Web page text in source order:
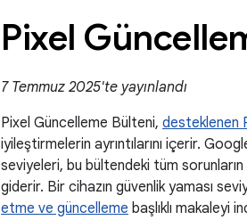
Pixel
7 Temmuz 2025'te yayınlandı
Pixel Güncelleme Bülteni, desteklenen
iyileştirmelerin ayrıntılarını içerir.
seviyeleri, bu bültendeki tüm
giderir. Bir cihazın güvenlik yaması
etme ve güncelleme başlıklı makaleyi